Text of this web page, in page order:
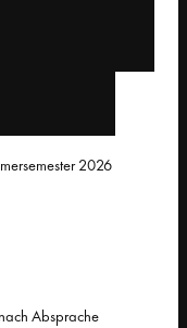
2026
Absprache